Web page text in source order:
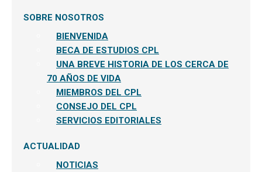
SOBRE NOSOTROS
BIENVENIDA
BECA DE ESTUDIOS CPL
UNA BREVE HISTORIA DE LOS CERCA DE
70 AÑOS DE VIDA
MIEMBROS DEL CPL
CONSEJO DEL CPL
SERVICIOS EDITORIALES
ACTUALIDAD
NOTICIAS